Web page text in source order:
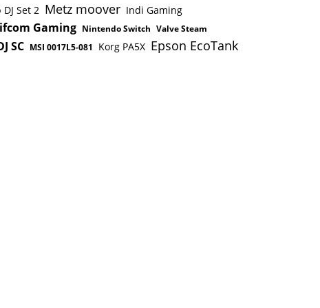
DJ Set 2 Metz moover Indi Gaming
Gaming Nintendo Switch Valve Steam
SC MSI 0017L5-081 Korg PA5X Epson EcoTank